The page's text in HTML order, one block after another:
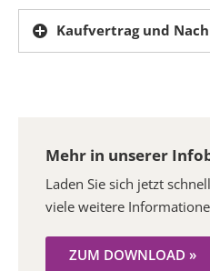
Kaufvertrag und
Mehr in unserer
Laden Sie sich jetzt
viele weitere
ZUM DOWNLOAD »